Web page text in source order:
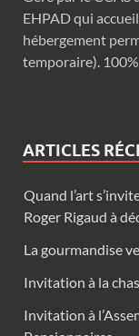
EHPAD qui
hébergement
temporaire). 100%
ARTICLES
Quand l’art
Roger Rigaud à
La gourmandise
Invitation à la
Invitation à